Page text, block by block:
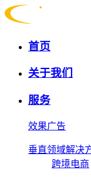
首页
关于我们
服务
效果广告
垂直领域解决
跨境电商